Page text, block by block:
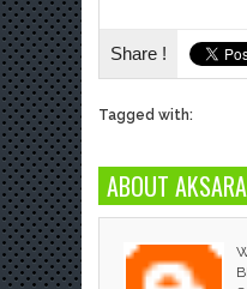
Share !
Tagged with:
ABOUT